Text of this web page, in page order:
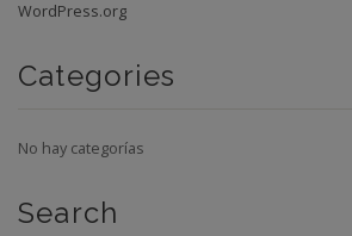
WordPress.org
Categories
No hay categorías
Search